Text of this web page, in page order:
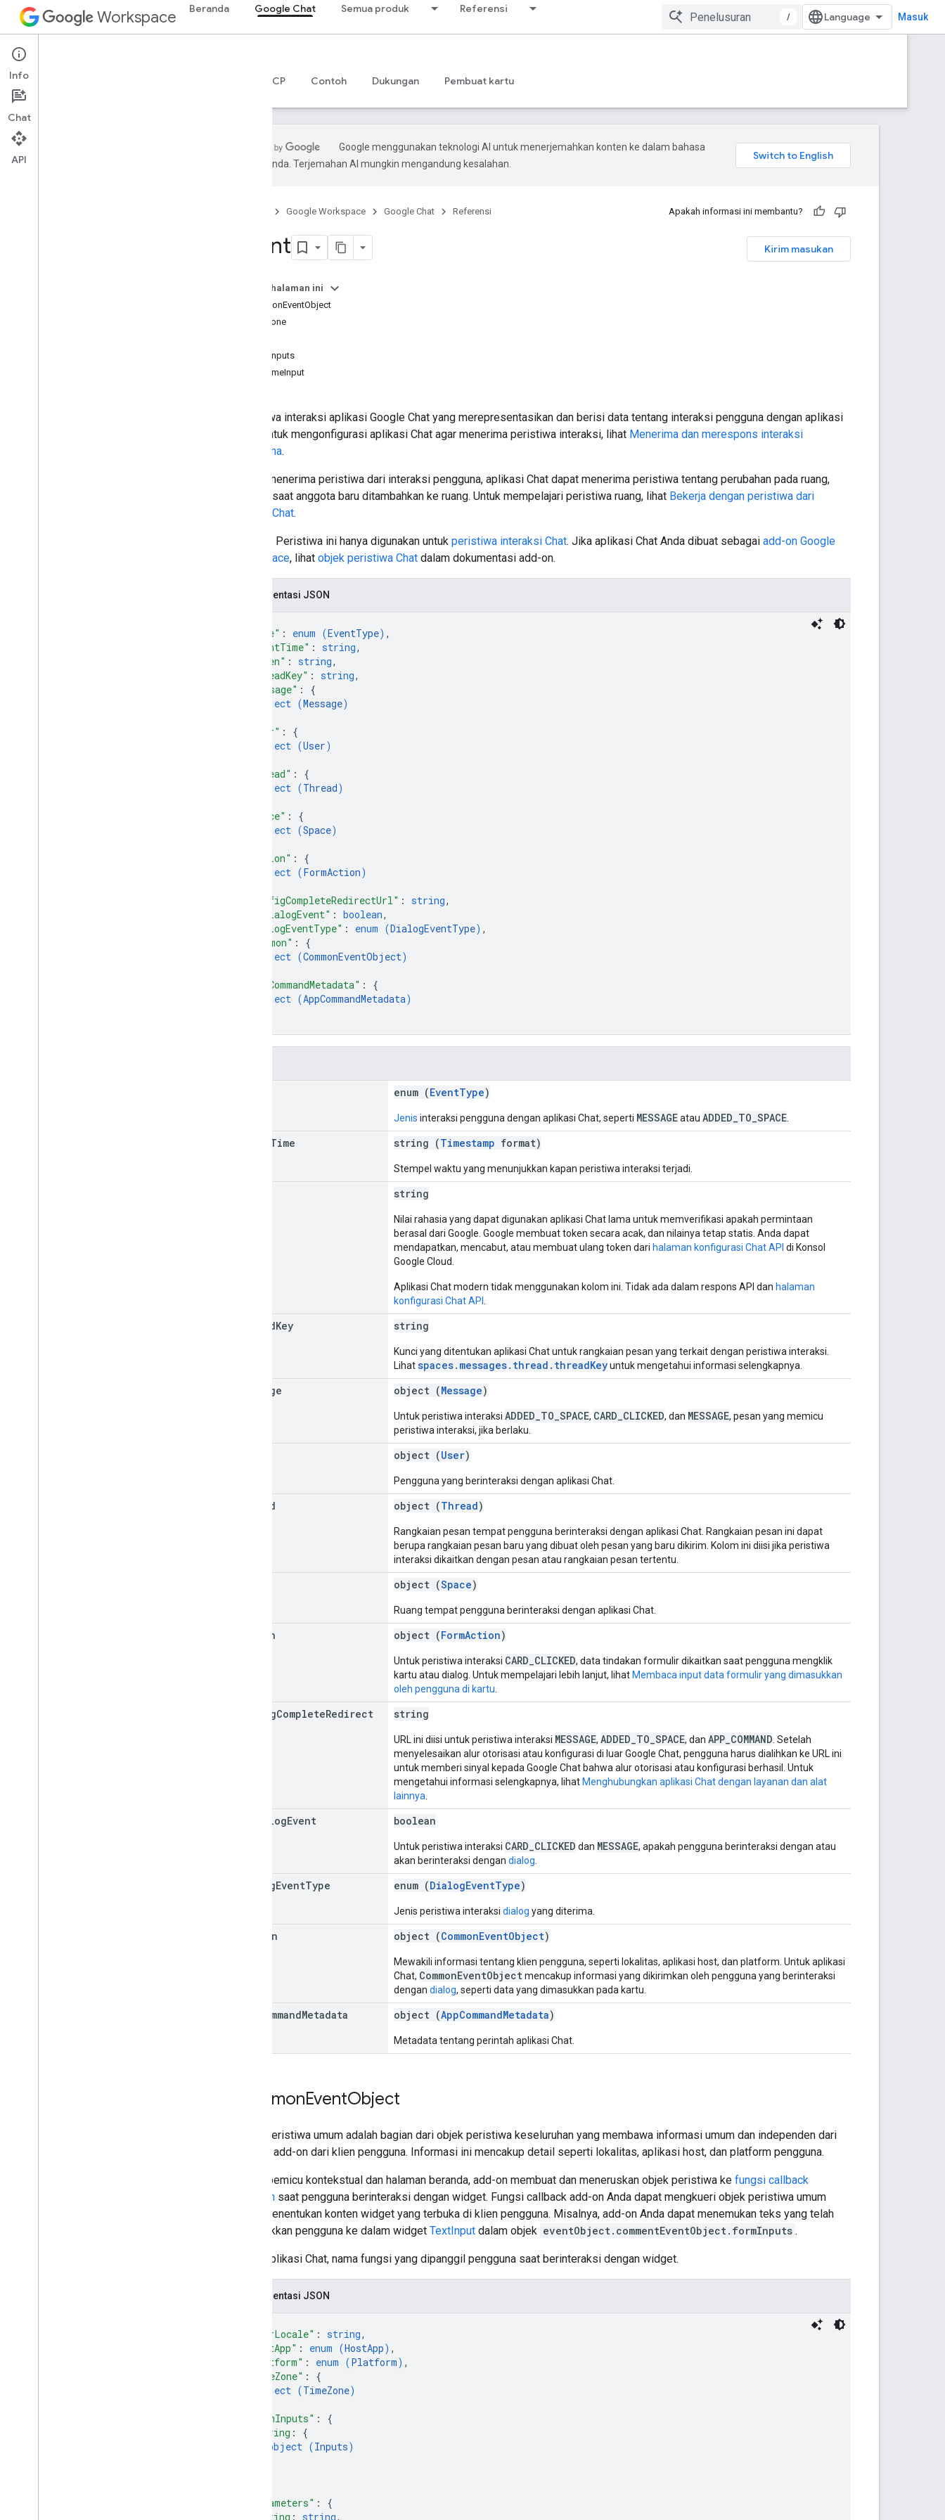
Workspace Beranda Google Chat Semua produk Referensi
/ Masuk
Google Chat
Ringkasan Server MCP Contoh Dukungan Pembuat kartu
Google menggunakan teknologi AI untuk menerjemahkan konten ke dalam bahasa
pilihan Anda. Terjemahan AI mungkin mengandung kesalahan.
Google Workspace Google Chat Referensi Apakah informasi ini membantu?
Kirim masukan
Event
Pada halaman ini
CommonEventObject
TimeZone
StringInputs
DateTimeInput
Peristiwa interaksi aplikasi Google Chat yang merepresentasikan dan berisi data tentang interaksi pengguna dengan aplikasi
Chat. Untuk mengonfigurasi aplikasi Chat agar menerima peristiwa interaksi, lihat Menerima dan merespons interaksi
pengguna.
Selain menerima peristiwa dari interaksi pengguna, aplikasi Chat dapat menerima peristiwa tentang perubahan pada ruang,
seperti saat anggota baru ditambahkan ke ruang. Untuk mempelajari peristiwa ruang, lihat Bekerja dengan peristiwa dari
Google Chat.
Catatan: Peristiwa ini hanya digunakan untuk peristiwa interaksi Chat. Jika aplikasi Chat Anda dibuat sebagai add-on Google
Workspace, lihat objek peristiwa Chat dalam dokumentasi add-on.
Representasi JSON
"type" : enum (EventType) ,
"eventTime" : string,
"token" : string,
"threadKey" : string,
"message" : {
object (Message)
"user" : {
object (User)
"thread" : {
object (Thread)
"space" : {
object (Space)
"action" : {
object (FormAction)
"configCompleteRedirectUrl" : string,
"isDialogEvent" : boolean,
"dialogEventType" : enum (DialogEventType) ,
"common" : {
object (CommonEventObject)
"appCommandMetadata" : {
object (AppCommandMetadata)
enum (EventType)
Jenis interaksi pengguna dengan aplikasi Chat, seperti MESSAGEatau ADDED_TO_SPACE
Time string (Timestamp format)
Stempel waktu yang menunjukkan kapan peristiwa interaksi terjadi.
string
Nilai rahasia yang dapat digunakan aplikasi Chat lama untuk memverifikasi apakah permintaan
berasal dari Google. Google membuat token secara acak, dan nilainya tetap statis. Anda dapat
mendapatkan, mencabut, atau membuat ulang token dari halaman konfigurasi Chat API di Konsol
Google Cloud.
Aplikasi Chat modern tidak menggunakan kolom ini. Tidak ada dalam respons API dan halaman
konfigurasi Chat API
threadKey string
Kunci yang ditentukan aplikasi Chat untuk rangkaian pesan yang terkait dengan peristiwa interaksi.
Lihatspaces.messages.thread.threadKeyuntuk mengetahui informasi selengkapnya.
message object (Message)
Untuk peristiwa interaksi ADDED_TO_SPACE, CARD_CLICKED, dan MESSAGE, pesan yang memicu
peristiwa interaksi, jika berlaku.
object (User)
Pengguna yang berinteraksi dengan aplikasi Chat.
thread object (Thread)
Rangkaian pesan tempat pengguna berinteraksi dengan aplikasi Chat. Rangkaian pesan ini dapat
berupa rangkaian pesan baru yang dibuat oleh pesan yang baru dikirim. Kolom ini diisi jika peristiwa
interaksi dikaitkan dengan pesan atau rangkaian pesan tertentu.
object (Space)
Ruang tempat pengguna berinteraksi dengan aplikasi Chat.
action object (FormAction)
Untuk peristiwa interaksi CARD_CLICKED, data tindakan formulir dikaitkan saat pengguna mengklik
kartu atau dialog. Untuk mempelajari lebih lanjut, lihat Membaca input data formulir yang dimasukkan
oleh pengguna di kartu
configCompleteRedirect
string
URL ini diisi untuk peristiwa interaksi MESSAGE, ADDED_TO_SPACE, dan APP_COMMAND . Setelah
menyelesaikan alur otorisasi atau konfigurasi di luar Google Chat, pengguna harus dialihkan ke URL ini
untuk memberi sinyal kepada Google Chat bahwa alur otorisasi atau konfigurasi berhasil. Untuk
mengetahui informasi selengkapnya, lihat Menghubungkan aplikasi Chat dengan layanan dan alat
lainnya
DialogEvent boolean
Untuk peristiwa interaksi CARD_CLICKED dan MESSAGE, apakah pengguna berinteraksi dengan atau
akan berinteraksi dengan dialog
dialogEventType enum (DialogEventType)
Jenis peristiwa interaksi dialog yang diterima.
common object (CommonEventObject)
Mewakili informasi tentang klien pengguna, seperti lokalitas, aplikasi host, dan platform. Untuk aplikasi
Chat, CommonEventObjectmencakup informasi yang dikirimkan oleh pengguna yang berinteraksi
dengan dialog, seperti data yang dimasukkan pada kartu.
CommandMetadata object (AppCommandMetadata)
Metadata tentang perintah aplikasi Chat.
CommonEventObject
Objek peristiwa umum adalah bagian dari objek peristiwa keseluruhan yang membawa informasi umum dan independen dari
host ke add-on dari klien pengguna. Informasi ini mencakup detail seperti lokalitas, aplikasi host, dan platform pengguna.
Selain pemicu kontekstual dan halaman beranda, add-on membuat dan meneruskan objek peristiwa ke fungsi callback
tindakan saat pengguna berinteraksi dengan widget. Fungsi callback add-on Anda dapat mengkueri objek peristiwa umum
untuk menentukan konten widget yang terbuka di klien pengguna. Misalnya, add-on Anda dapat menemukan teks yang telah
dimasukkan pengguna ke dalam widget TextInput dalam objek eventObject.commentEventObject.formInputs .
Untuk aplikasi Chat, nama fungsi yang dipanggil pengguna saat berinteraksi dengan widget.
Representasi JSON
"userLocale" : string,
"hostApp" : enum (HostApp) ,
"platform" : enum (Platform) ,
"timeZone" : {
object (TimeZone)
"formInputs" : {
string : {
object (Inputs)
"parameters" : {
string : string,
Info
Chat
API